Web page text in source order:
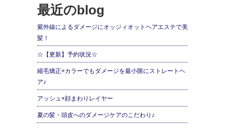
最近のblog
紫外線によるダメージにオッジィオットヘアエステで美
髪！
☆【更新】予約状況☆
縮毛矯正×カラーでもダメージを最小限にストレートヘ
ア♪
アッシュ×顔まわりレイヤー
夏の髪・頭皮へのダメージケアのこだわり♪